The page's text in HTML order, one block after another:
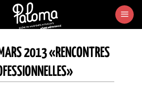
2013 «RENCONTRES